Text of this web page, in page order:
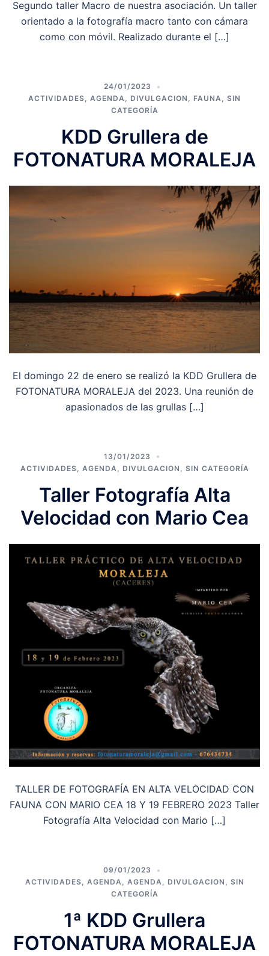
Segundo taller Macro de nuestra asociación. Un taller
orientado a la fotografía macro tanto con cámara
como con móvil. Realizado durante el […]
24/01/2023
ACTIVIDADES
AGENDA DIVULGACION FAUNA
SIN
CATEGORÍA
KDD Grullera de
FOTONATURA MORALEJA
El domingo 22 de enero se realizó la KDD Grullera de
FOTONATURA MORALEJA del 2023. Una reunión de
apasionados de las grullas […]
13/01/2023
ACTIVIDADES
AGENDA DIVULGACION SIN CATEGORÍA
Taller Fotografía Alta
Velocidad con Mario Cea
TALLER DE FOTOGRAFÍA EN ALTA VELOCIDAD CON
FAUNA CON MARIO CEA 18 Y 19 FEBRERO 2023 Taller
Fotografía Alta Velocidad con Mario […]
09/01/2023
ACTIVIDADES, AGENDA, AGENDA, DIVULGACION , SIN
CATEGORÍA
1ª KDD Grullera
FOTONATURA MORALEJA